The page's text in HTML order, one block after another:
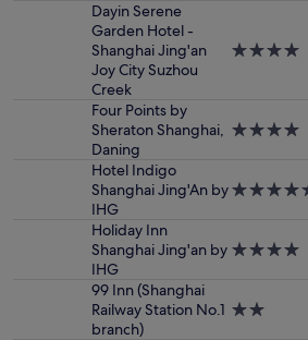
2 Erwachsenen
gefunden
Verfügbarkeiten
zusätzliche
Bedingungen
Dayin Serene
Garden Hotel -
Shanghai Jing'an
Joy City Suzhou
Creek
4.0-
Four Points by
Sheraton Shanghai,
Daning
4.0-
Hotel Indigo
Shanghai Jing'An by
IHG
4.5-
Holiday Inn
Shanghai Jing'an by
IHG
4.0-
99 Inn (Shanghai
Railway Station No.1
branch)
2.0-